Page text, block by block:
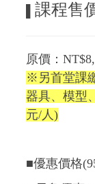
課程售
原價：
※另首堂課
器具、模型
元/人)
■優惠價格